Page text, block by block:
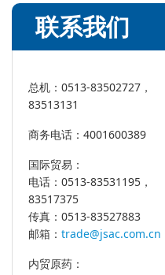
联系我们
总机：0513-83502727，
83513131
商务电话：4001600389
国际贸易：
电话：0513-83531195，
83517375
传真：0513-83527883
邮箱： trade@jsac.com.cn
内贸原药：